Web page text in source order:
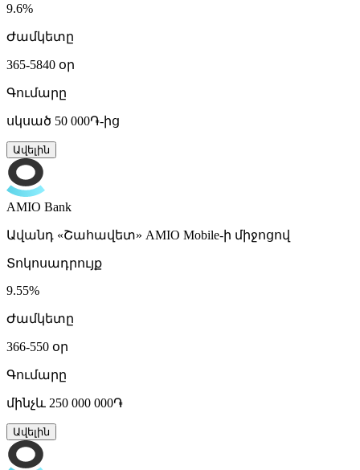
9.6%
Ժամկետը
365-5840 օր
Գումարը
սկսած 50 000֏-ից
Ավելին
AMIO Bank
Ավանդ «Շահավետ» AMIO Mobile-ի միջոցով
Տոկոսադրույք
9.55%
Ժամկետը
366-550 օր
Գումարը
մինչև 250 000 000֏
Ավելին